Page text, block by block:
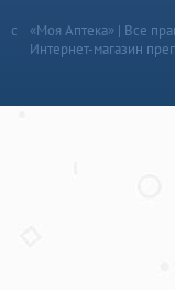
«Моя Аптека» | Все
Интернет-магазин